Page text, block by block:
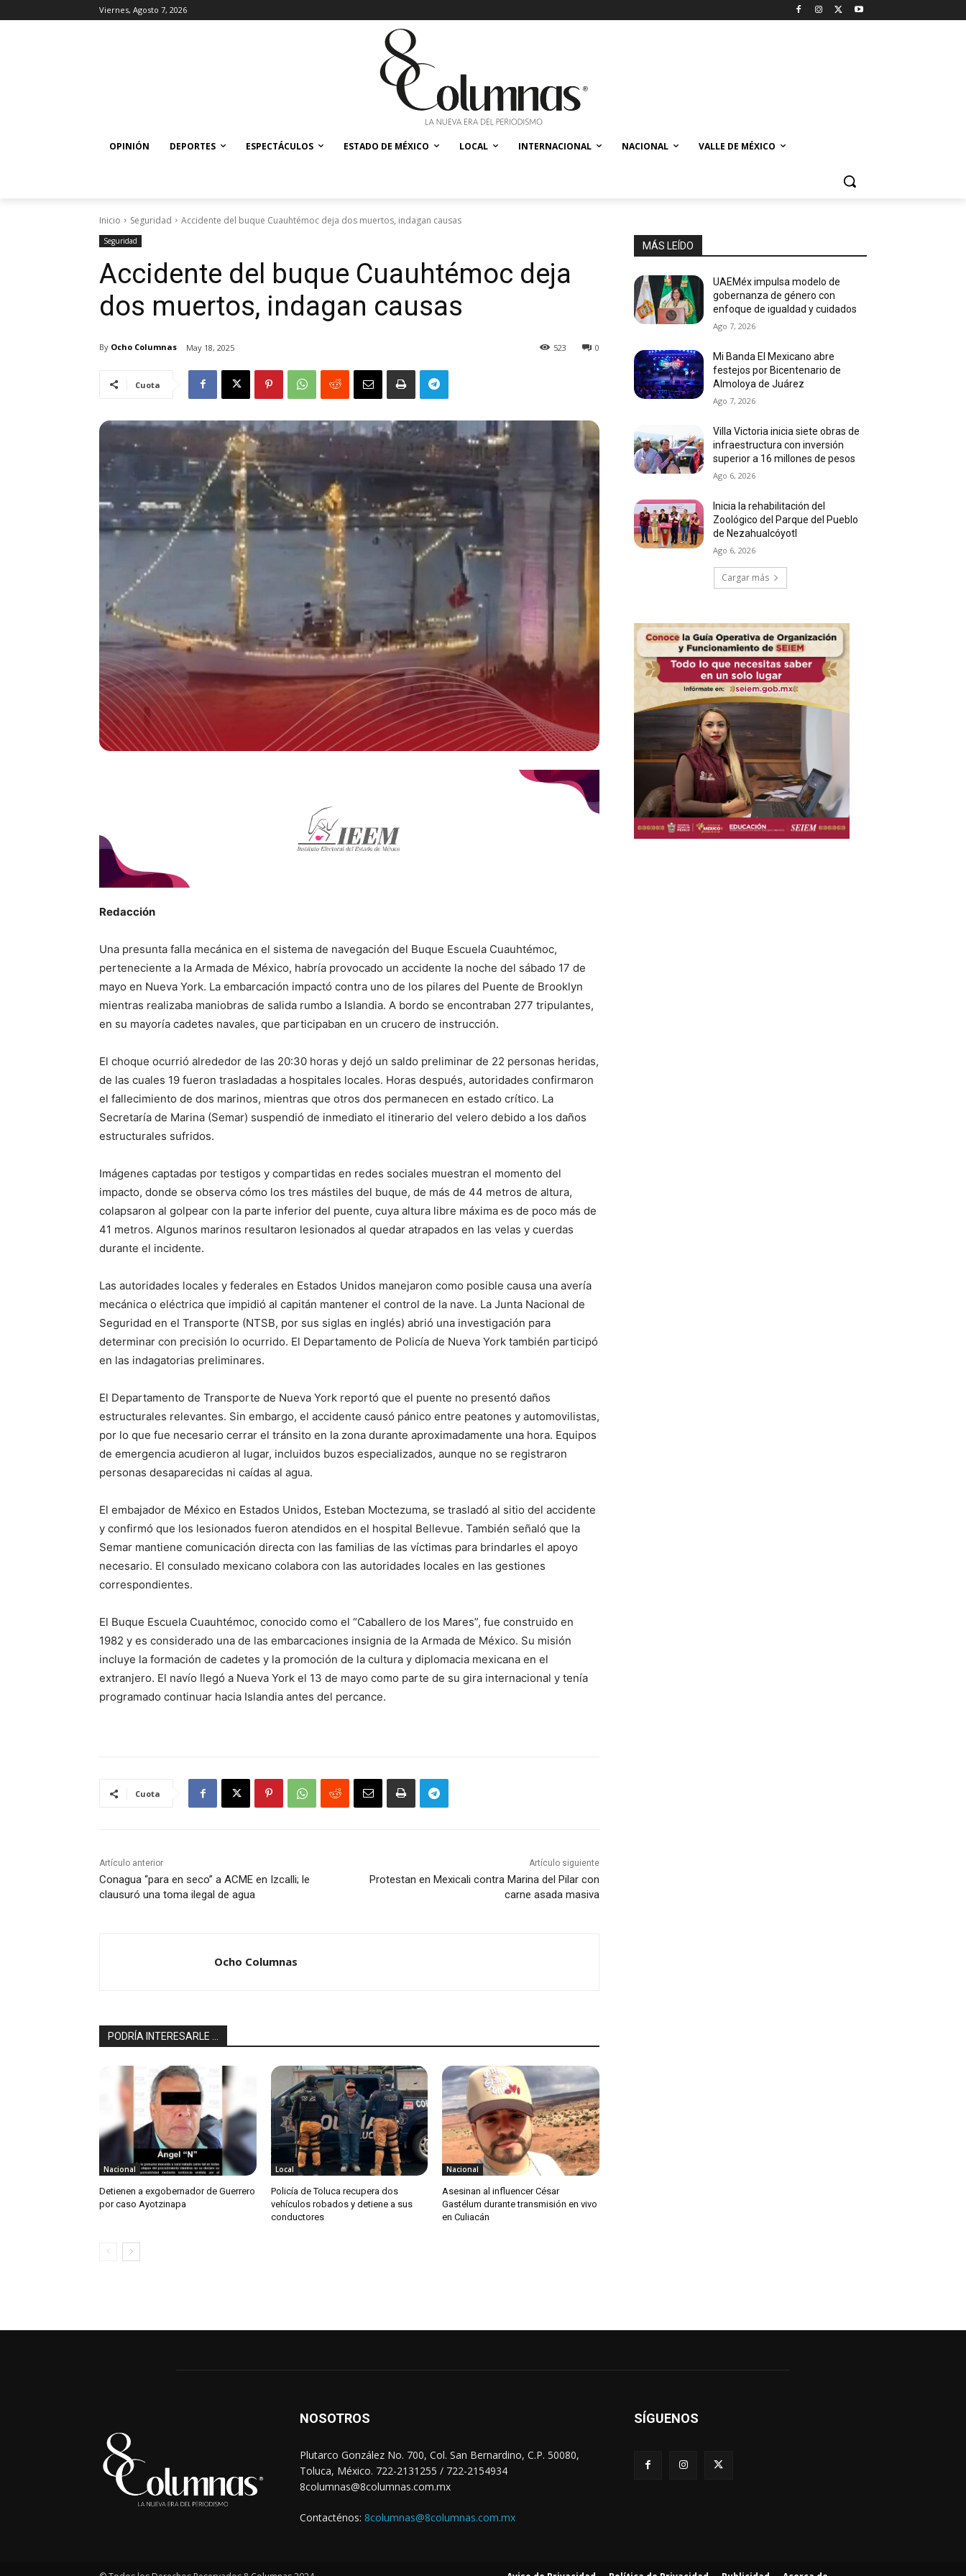
Viernes, Agosto 7, 2026
OPINIÓN DEPORTES ESPECTÁCULOS ESTADO DE MÉXICO LOCAL INTERNACIONAL NACIONAL VALLE DE MÉXICO
Inicio Seguridad Accidente del buque Cuauhtémoc deja dos muertos, indagan causas
Seguridad
Accidente del buque Cuauhtémoc deja
dos muertos, indagan causas
By Ocho Columnas May 18, 2025 0
523
Cuota
Redacción
Una presunta falla mecánica en el sistema de navegación del Buque Escuela Cuauhtémoc,
perteneciente a la Armada de México, habría provocado un accidente la noche del sábado 17 de
mayo en Nueva York. La embarcación impactó contra uno de los pilares del Puente de Brooklyn
mientras realizaba maniobras de salida rumbo a Islandia. A bordo se encontraban 277 tripulantes,
en su mayoría cadetes navales, que participaban en un crucero de instrucción.
El choque ocurrió alrededor de las 20:30 horas y dejó un saldo preliminar de 22 personas heridas,
de las cuales 19 fueron trasladadas a hospitales locales. Horas después, autoridades confirmaron
el fallecimiento de dos marinos, mientras que otros dos permanecen en estado crítico. La
Secretaría de Marina (Semar) suspendió de inmediato el itinerario del velero debido a los daños
estructurales sufridos.
Imágenes captadas por testigos y compartidas en redes sociales muestran el momento del
impacto, donde se observa cómo los tres mástiles del buque, de más de 44 metros de altura,
colapsaron al golpear con la parte inferior del puente, cuya altura libre máxima es de poco más de
41 metros. Algunos marinos resultaron lesionados al quedar atrapados en las velas y cuerdas
durante el incidente.
Las autoridades locales y federales en Estados Unidos manejaron como posible causa una avería
mecánica o eléctrica que impidió al capitán mantener el control de la nave. La Junta Nacional de
Seguridad en el Transporte (NTSB, por sus siglas en inglés) abrió una investigación para
determinar con precisión lo ocurrido. El Departamento de Policía de Nueva York también participó
en las indagatorias preliminares.
El Departamento de Transporte de Nueva York reportó que el puente no presentó daños
estructurales relevantes. Sin embargo, el accidente causó pánico entre peatones y automovilistas,
por lo que fue necesario cerrar el tránsito en la zona durante aproximadamente una hora. Equipos
de emergencia acudieron al lugar, incluidos buzos especializados, aunque no se registraron
personas desaparecidas ni caídas al agua.
El embajador de México en Estados Unidos, Esteban Moctezuma, se trasladó al sitio del accidente
y confirmó que los lesionados fueron atendidos en el hospital Bellevue. También señaló que la
Semar mantiene comunicación directa con las familias de las víctimas para brindarles el apoyo
necesario. El consulado mexicano colabora con las autoridades locales en las gestiones
correspondientes.
El Buque Escuela Cuauhtémoc, conocido como el “Caballero de los Mares”, fue construido en
1982 y es considerado una de las embarcaciones insignia de la Armada de México. Su misión
incluye la formación de cadetes y la promoción de la cultura y diplomacia mexicana en el
extranjero. El navío llegó a Nueva York el 13 de mayo como parte de su gira internacional y tenía
programado continuar hacia Islandia antes del percance.
Cuota
Artículo anterior
Conagua “para en seco” a ACME en Izcalli; le
clausuró una toma ilegal de agua
Artículo siguiente
Protestan en Mexicali contra Marina del Pilar con
carne asada masiva
Ocho Columnas
PODRÍA INTERESARLE ...
Nacional
Detienen a exgobernador de Guerrero
por caso Ayotzinapa
Local
Policía de Toluca recupera dos
vehículos robados y detiene a sus
conductores
Nacional
Asesinan al influencer César
Gastélum durante transmisión en vivo
en Culiacán
MÁS LEÍDO
UAEMéx impulsa modelo de
gobernanza de género con
enfoque de igualdad y cuidados
Ago 7, 2026
Mi Banda El Mexicano abre
festejos por Bicentenario de
Almoloya de Juárez
Ago 7, 2026
Villa Victoria inicia siete obras de
infraestructura con inversión
superior a 16 millones de pesos
Ago 6, 2026
Inicia la rehabilitación del
Zoológico del Parque del Pueblo
de Nezahualcóyotl
Ago 6, 2026
Cargar más
NOSOTROS
Plutarco González No. 700, Col. San Bernardino, C.P. 50080,
Toluca, México. 722-2131255 / 722-2154934
8columnas@8columnas.com.mx
Contacténos: 8columnas@8columnas.com.mx
SÍGUENOS